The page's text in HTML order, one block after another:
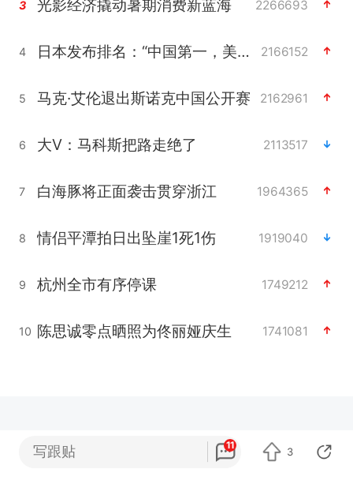
3 光影经济撬动暑期消费新蓝海 2266693
4 日本发布排名：“中国第一，美日德韩英法居后” 2166152
5 马克·艾伦退出斯诺克中国公开赛 2162961
6 大V：马科斯把路走绝了 2113517
7 白海豚将正面袭击贯穿浙江 1964365
8 情侣平潭拍日出坠崖1死1伤 1919040
9 杭州全市有序停课 1749212
10 陈思诚零点晒照为佟丽娅庆生 1741081
写跟贴 11
3